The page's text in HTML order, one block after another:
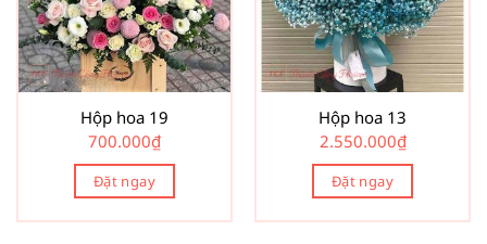
Hộp hoa 19
700.000₫
Đặt ngay
Hộp hoa 13
2.550.000₫
Đặt ngay